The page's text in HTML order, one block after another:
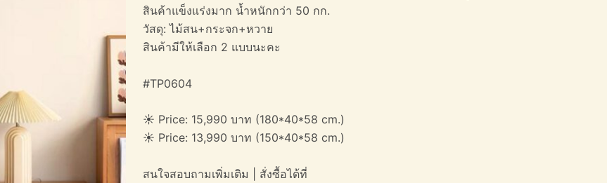
สินค้าแข็งแร่งมาก น้ำหนักกว่า 50 กก.
วัสดุ: ไม้สน+กระจก+หวาย
สินค้ามีให้เลือก 2 แบบนะคะ
#TP0604
☀️ Price: 15,990 บาท (180*40*58 cm.)
☀️ Price: 13,990 บาท (150*40*58 cm.)
สนใจสอบถามเพิ่มเติม | สั่งซื้อได้ที่